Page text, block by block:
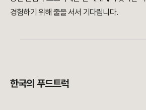
경험하기 위해 줄을 서서 기다립니다.
한국의 푸드트럭